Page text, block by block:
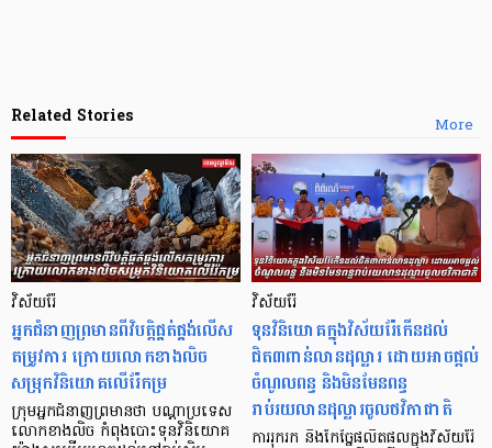
More
Related Stories
វិស័យរ៉ែ
អ្នកជំនាញព្រមានពីវិបត្តិផ្គត់ផ្គង់លើស
តម្រូវការ​ ក្រោយលោកខាងលិច
សម្រុកវិនិយោគលើរ៉ែកម្រ
ក្រុមអ្នកជំនាញព្រមានថា បណ្តាប្រទេស
លោកខាងលិច កំពុងបោះទុន​វិនិយោគ
វិស័យរ៉ែ
ទុនវិនិយោគក្នុងវិស័យរ៉ែកើនដល់
ជិត៣ពាន់លានដុល្លារ ដោយអាចផ្តល់
ចំណូលពន្ធ និងមិនមែនពន្ធ
រាប់រយលានដុល្លារចូលថវិកាជាតិ
ការរុករក និងកែច្នៃផលិតផលក្នុងវិស័យរ៉ែ